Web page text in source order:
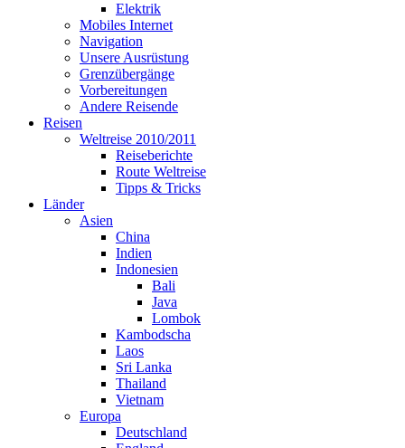
Elektrik
Mobiles Internet
Navigation
Unsere Ausrüstung
Grenzübergänge
Vorbereitungen
Andere Reisende
Reisen
Weltreise 2010/2011
Reiseberichte
Route Weltreise
Tipps & Tricks
Länder
Asien
China
Indien
Indonesien
Bali
Java
Lombok
Kambodscha
Laos
Sri Lanka
Thailand
Vietnam
Europa
Deutschland